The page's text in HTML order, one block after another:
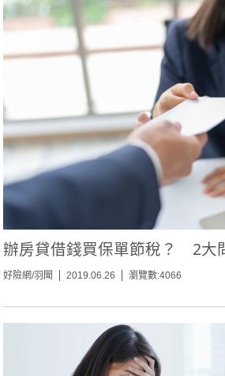
辦房貸借錢買保單節稅？ 2大
好險網/羽聞 2019.06.26 瀏覽數:4066